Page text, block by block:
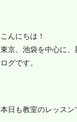
こんにちは！
東京、池袋を中心に
ログです。
本日も教室のレッスン